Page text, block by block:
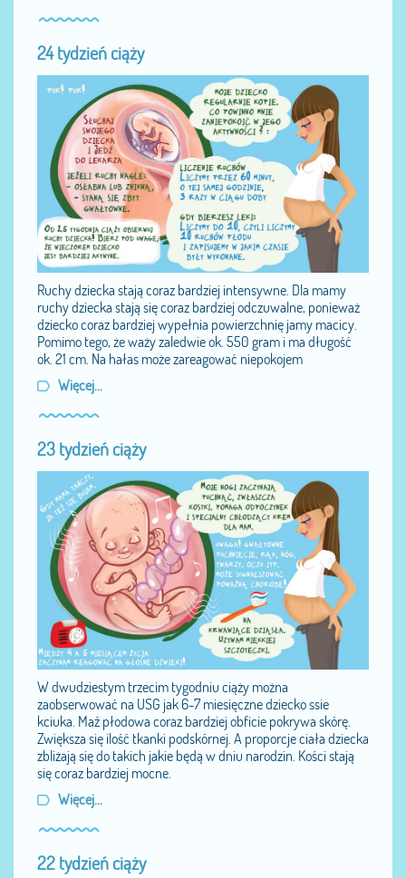
24 tydzień ciąży
Ruchy dziecka stają coraz bardziej intensywne. Dla mamy
ruchy dziecka stają się coraz bardziej odczuwalne, ponieważ
dziecko coraz bardziej wypełnia powierzchnię jamy macicy.
Pomimo tego, że waży zaledwie ok. 550 gram i ma długość
ok. 21 cm. Na hałas może zareagować niepokojem
Więcej...
23 tydzień ciąży
W dwudziestym trzecim tygodniu ciąży można
zaobserwować na USG jak 6-7 miesięczne dziecko ssie
kciuka. Maź płodowa coraz bardziej obficie pokrywa skórę.
Zwiększa się ilość tkanki podskórnej. A proporcje ciała dziecka
zbliżają się do takich jakie będą w dniu narodzin. Kości stają
się coraz bardziej mocne.
Więcej...
22 tydzień ciąży